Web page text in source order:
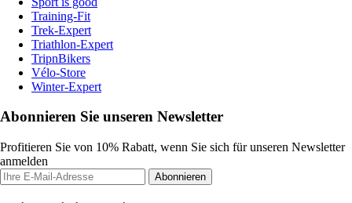
Training-Fit
Trek-Expert
Triathlon-Expert
TripnBikers
Vélo-Store
Winter-Expert
Abonnieren Sie unseren Newsletter
Profitieren Sie von 10% Rabatt, wenn Sie sich für unseren Newsletter
anmelden
Abonnieren